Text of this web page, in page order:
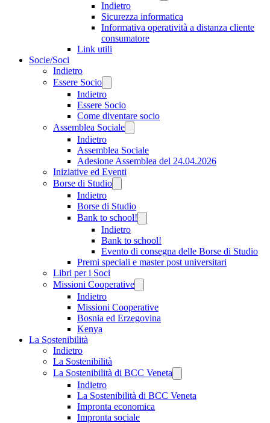
Indietro
Sicurezza informatica
Informativa operatività a distanza cliente
consumatore
Link utili
Socie/Soci
Indietro
Essere Socio
Indietro
Essere Socio
Come diventare socio
Assemblea Sociale
Indietro
Assemblea Sociale
Adesione Assemblea del 24.04.2026
Iniziative ed Eventi
Borse di Studio
Indietro
Borse di Studio
Bank to school!
Indietro
Bank to school!
Evento di consegna delle Borse di Studio
Premi speciali e master post universitari
Libri per i Soci
Missioni Cooperative
Indietro
Missioni Cooperative
Bosnia ed Erzegovina
Kenya
La Sostenibilità
Indietro
La Sostenibilità
La Sostenibilità di BCC Veneta
Indietro
La Sostenibilità di BCC Veneta
Impronta economica
Impronta sociale